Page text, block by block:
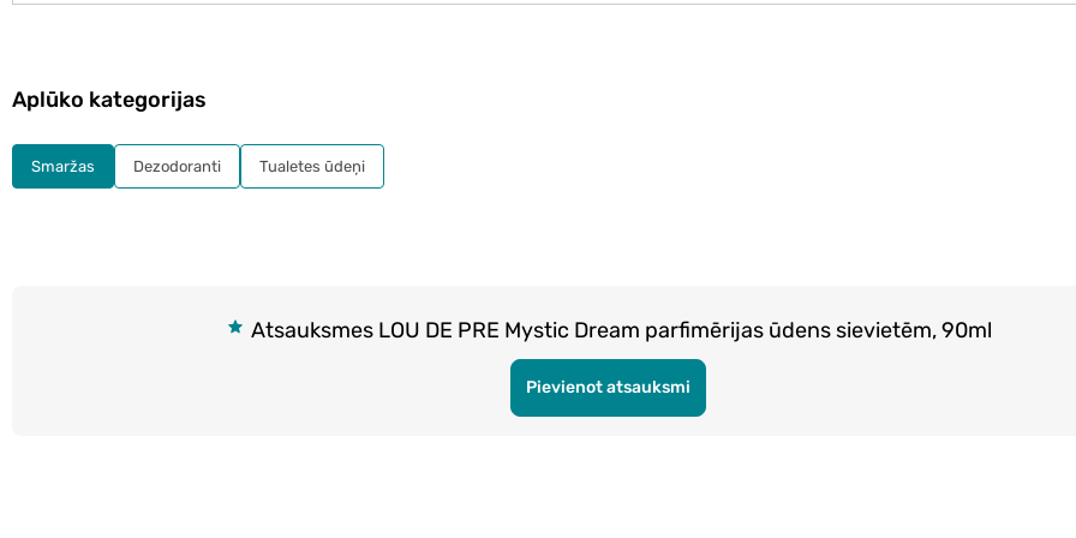
Atsauksmes LOU DE PRE Mystic Dream parfimērijas ūdens sievietēm, 90ml
Pievienot atsauksmi
Aplūko kategorijas
Smaržas Dezodoranti Tualetes ūdeņi